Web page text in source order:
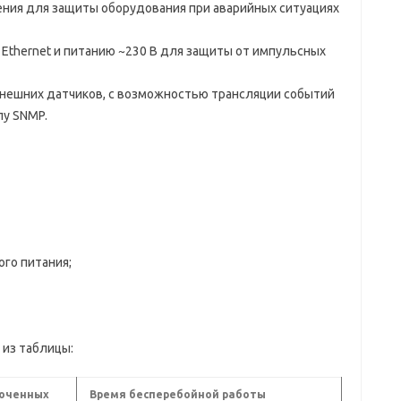
для защиты оборудования при аварийных ситуациях
и питанию ~230 В для защиты от импульсных
датчиков, с возможностью трансляции событий
SNMP.
питания;
таблицы:
Время бесперебойной работы